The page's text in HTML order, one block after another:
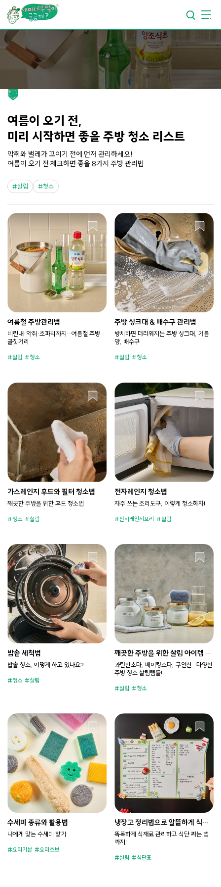
요리가 건강해지는 부엌
쉬워지는 부엌
여름이 오기 전,
미리 시작하면 좋을 주방 청소 리스트
악취와 벌레가 꼬이기 전에 먼저 관리하세요!
여름이 오기 전 체크하면 좋을 8가지 주방 관리법
살림 청소
여름철 주방관리법
비린내·악취·초파리까지…여름철 주방
골칫거리
살림 청소
주방 싱크대 & 배수구 관리법
방치하면 더러워지는 주방 싱크대, 거름
망, 배수구
살림 청소
가스레인지 후드와 필터 청소법
깨끗한 주방을 위한 후드 청소법
청소 살림
전자레인지 청소법
자주 쓰는 조리도구, 이렇게 청소하자!
전자레인지요리 살림
밥솥 세척법
밥솥 청소, 어떻게 하고 있나요?
청소 살림
깨끗한 주방을 위한 살림 아이템 구
별법
과탄산소다, 베이킹소다, 구연산.. 다양한
주방 청소 살림템들!
살림 청소
수세미 종류와 활용법
나에게 맞는 수세미 찾기
요리기본 요리초보
냉장고 정리법으로 알뜰하게 식단
짜기
똑똑하게 식재료 관리하고 식단 짜는 법
까지!
살림 식단표